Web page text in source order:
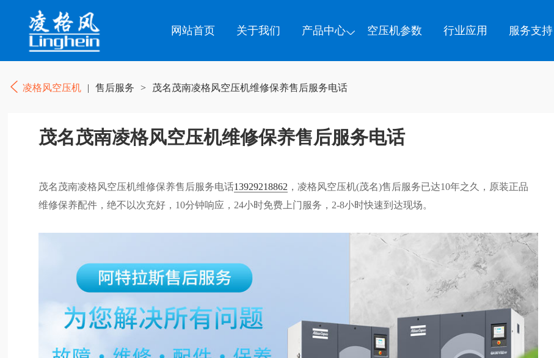
网站首页 关于我们 产品中心 空压机参数 行业应用 服务支持
凌格风空压机 | 售后服务 > 茂名茂南凌格风空压机维修保养售后服务电话
茂名茂南凌格风空压机维修保养售后服务电话
茂名茂南凌格风空压机维修保养售后服务电话13929218862 ，凌格风空压机(茂名)售后服务已达10年之久，原装正品
维修保养配件，绝不以次充好，10分钟响应，24小时免费上门服务，2-8小时快速到达现场。